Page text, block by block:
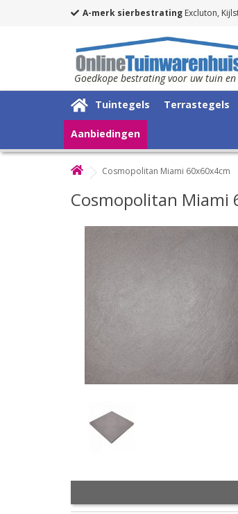
A-merk sierbestrating Excluton,
Goedkope bestrating voor uw tuin
Tuintegels Terrastegels
Aanbiedingen
Cosmopolitan Miami 60x60x4cm
Cosmopolitan Miami